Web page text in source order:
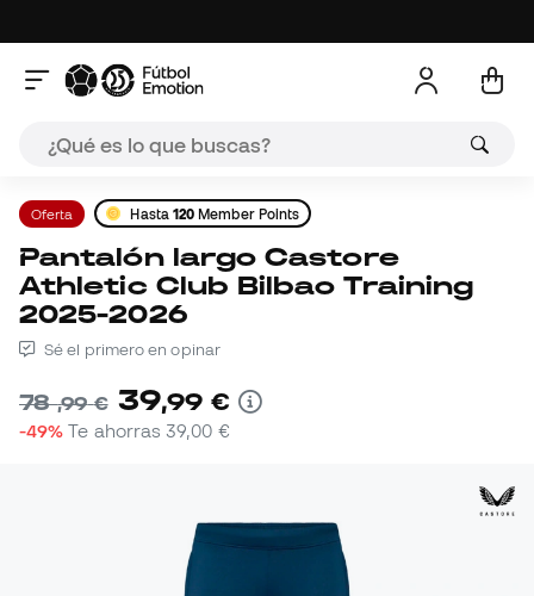
Oferta Hasta 120 Member Points
Pantalón largo Castore
Athletic Club Bilbao Training
2025-2026
Sé el primero en opinar
78,99 € 39,99 €
-49% Te ahorras39,00 €